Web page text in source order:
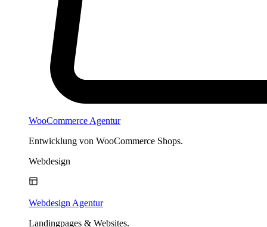
WooCommerce Agentur
Entwicklung von WooCommerce Shops.
Webdesign
Webdesign Agentur
Landingpages & Websites.